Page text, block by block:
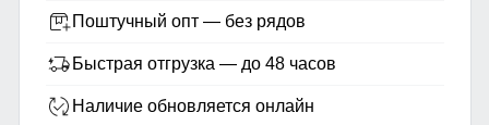
Поштучный опт — без рядов
Быстрая отгрузка — до 48 часов
Наличие обновляется онлайн